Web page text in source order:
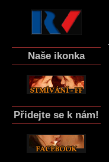
Naše ikonka
Přidejte se k nám!